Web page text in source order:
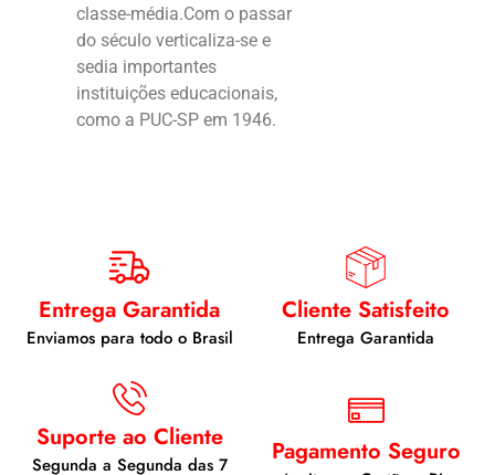
classe-média.Com o passar
do século verticaliza-se e
sedia importantes
instituições educacionais,
como a PUC-SP em 1946.
Entrega Garantida
Enviamos para todo o Brasil
Cliente Satisfeito
Entrega Garantida
Suporte ao Cliente
Segunda a Segunda das 7
Pagamento Seguro